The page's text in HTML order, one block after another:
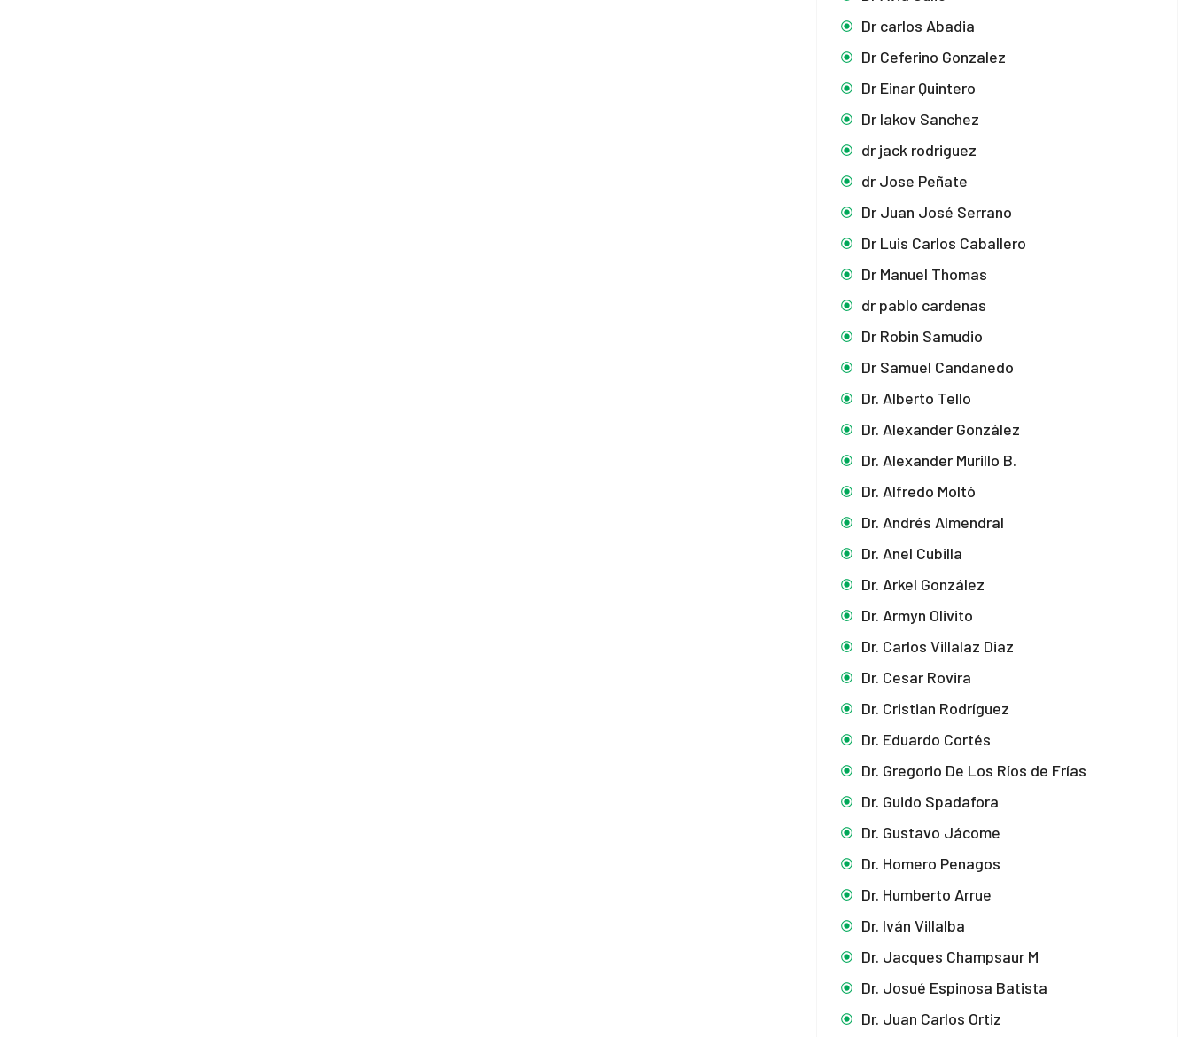
Dr carlos Abadia
Dr Ceferino Gonzalez
Dr Einar Quintero
Dr Iakov Sanchez
dr jack rodriguez
dr Jose Peñate
Dr Juan José Serrano
Dr Luis Carlos Caballero
Dr Manuel Thomas
dr pablo cardenas
Dr Robin Samudio
Dr Samuel Candanedo
Dr. Alberto Tello
Dr. Alexander González
Dr. Alexander Murillo B.
Dr. Alfredo Moltó
Dr. Andrés Almendral
Dr. Anel Cubilla
Dr. Arkel González
Dr. Armyn Olivito
Dr. Carlos Villalaz Diaz
Dr. Cesar Rovira
Dr. Cristian Rodríguez
Dr. Eduardo Cortés
Dr. Gregorio De Los Ríos de Frías
Dr. Guido Spadafora
Dr. Gustavo Jácome
Dr. Homero Penagos
Dr. Humberto Arrue
Dr. Iván Villalba
Dr. Jacques Champsaur M
Dr. Josué Espinosa Batista
Dr. Juan Carlos Ortiz